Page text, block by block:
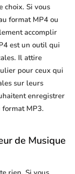
choix. Si vous
format MP4 ou
accomplir
est un outil qui
Il attire
pour ceux qui
sur leurs
enregistrer
format MP3.
de Musique